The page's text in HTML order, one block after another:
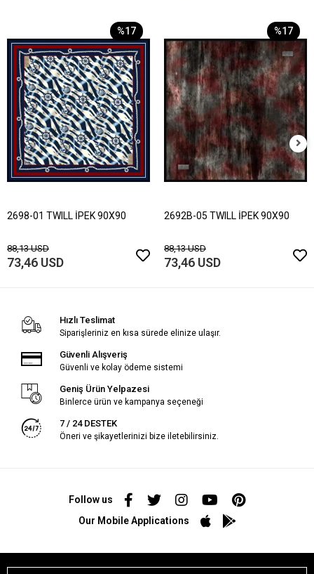
%17
2698-01 TWILL İPEK 90X90
88,13 USD
73,46 USD
%17
2692B-05 TWILL İPEK 90X90
88,13 USD
73,46 USD
Hızlı Teslimat
Siparişleriniz en kısa sürede elinize ulaşır.
Güvenli Alışveriş
Güvenli ve kolay ödeme sistemi
Geniş Ürün Yelpazesi
Binlerce ürün ve kampanya seçeneği
7 / 24 DESTEK
Öneri ve şikayetlerinizi bize iletebilirsiniz.
Follow us
Our Mobile Applications